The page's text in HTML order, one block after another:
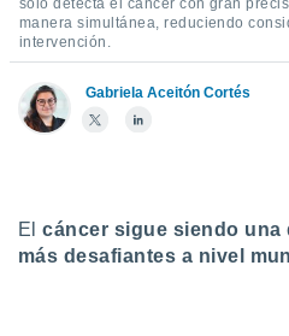
y análisis
en
como
perfil
más
nuestra
solo detecta el cáncer con gran
manera simultánea, reduciendo
intervención.
Gabriela Aceitón Cortés
Elcáncer sigue siendo una
más desafiantes a nivel